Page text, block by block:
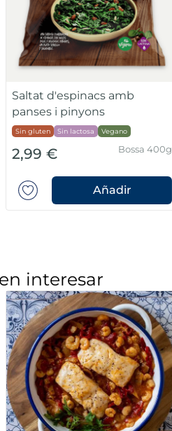
Saltat d'espinacs amb
panses i pinyons
Sin gluten Sin lactosa Vegano
2,99 € Bossa 400g
Añadir
interesar